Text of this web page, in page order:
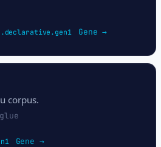
Gene →
corpus.
Gene →